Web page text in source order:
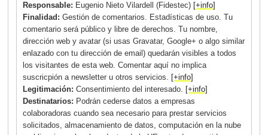
Responsable: Eugenio Nieto Vilardell (Fidestec) [+info]
Finalidad:Gestión de comentarios. Estadísticas de uso. Tu
comentario será público y libre de derechos. Tu nombre,
dirección web y avatar (si usas Gravatar, Google+ o algo similar
enlazado con tu dirección de email) quedarán visibles a todos
los visitantes de esta web. Comentar aquí no implica
suscricpión a newsletter u otros servicios. [+info]
Legitimación:Consentimiento del interesado. [+info]
Destinatarios: Podrán cederse datos a empresas
colaboradoras cuando sea necesario para prestar servicios
solicitados, almacenamiento de datos, computación en la nube